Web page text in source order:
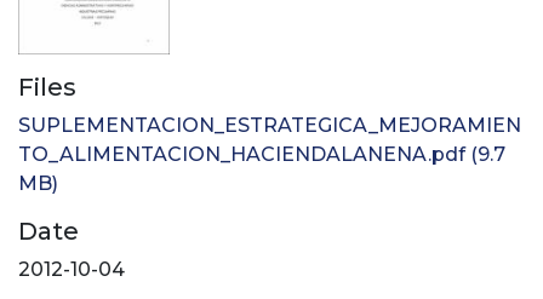
Files
SUPLEMENTACION_ESTRATEGICA_MEJORAMIEN
TO_ALIMENTACION_HACIENDALANENA.pdf(9.7
MB)
Date
2012-10-04